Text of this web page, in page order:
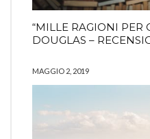
“MILLE RAGIONI PER
DOUGLAS –
MAGGIO 2, 2019